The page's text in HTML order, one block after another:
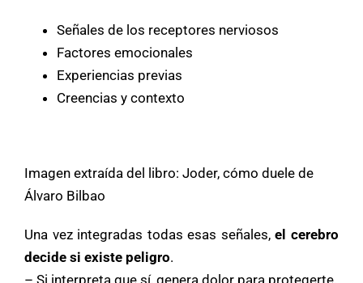
Señales de los receptores nerviosos
Factores emocionales
Experiencias previas
Creencias y contexto
Imagen extraída del libro: Joder, cómo duele de
Álvaro Bilbao
Una vez integradas todas esas señales,el cerebro
decide si existe peligro.
– Si interpreta que sí, genera dolor para protegerte.